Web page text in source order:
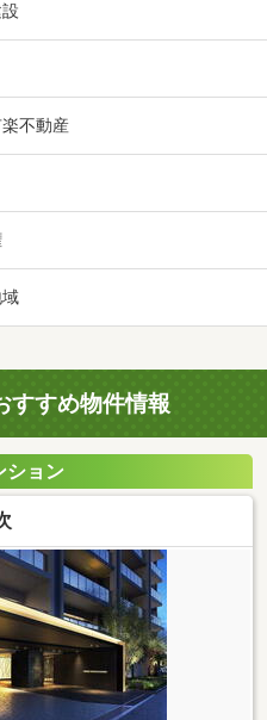
不動産
すすめ物件情報
ション